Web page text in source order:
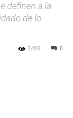
definen a la
de lo
0
2469